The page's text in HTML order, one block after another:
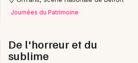
Journées du Patrimoine
De l'horreur et du
sublime